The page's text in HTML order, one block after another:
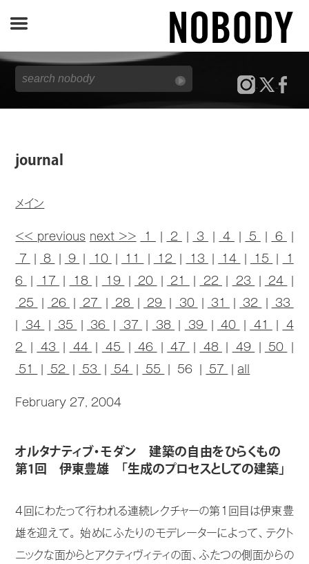
JOURNAL
SPECIAL
REPORT
journal
メイン
<< previous next >> 1 2 3 4 5 6
7
8 9 10 11 12 13 14 15
1
6
17 18 19 20 21 22 23 24
25
26 27 28 29 30 31 32
33
34 35 36 37 38 39 40 41
4
2
43 44 45 46 47 48 49 50
51
52 53 54 55 | 56 | 57 |all
February 27, 2004
オルタナティブ・モダン 建築の自由をひらくもの
第1回 伊東豊雄 「生成のプロセスとしての建築」
4回にわたって行われる連続レクチャーの第1回目は伊東豊
雄を迎えて。 始めにふたりのモデレーターによって、テクト
ニックな面からとアクティヴィティの面、ふたつの側面からの